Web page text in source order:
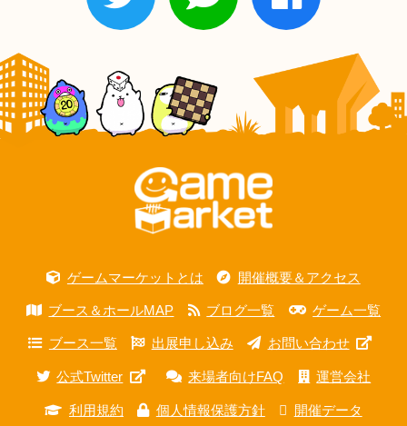
ゲームマーケットとは 開催概要＆アクセス
ブース＆ホールMAP ブログ一覧 ゲーム一覧
ブース一覧 出展申し込み お問い合わせ
公式Twitter 来場者向けFAQ 運営会社
利用規約 個人情報保護方針 開催データ